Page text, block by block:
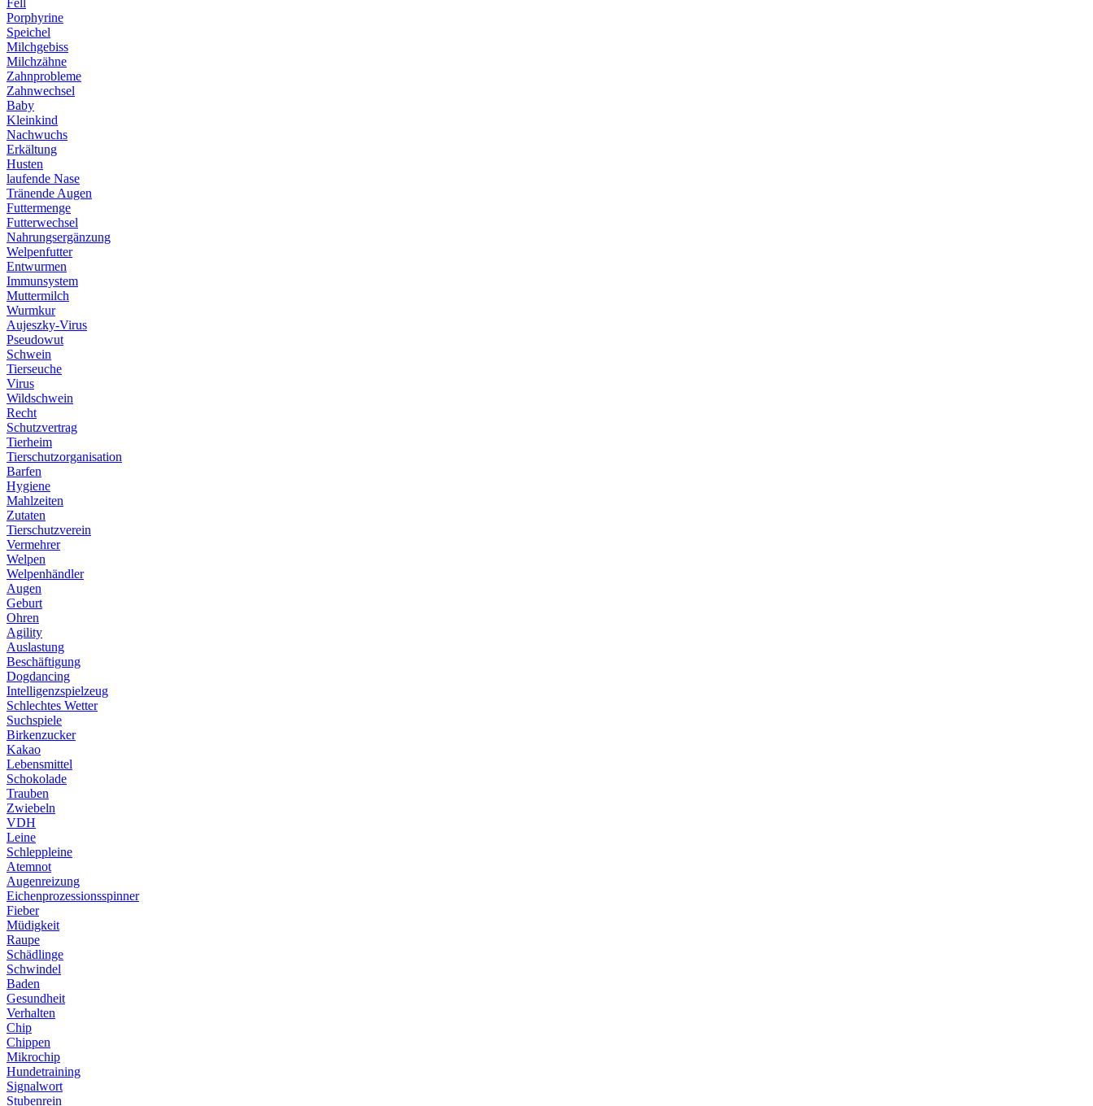
Fell
Porphyrine
Speichel
Milchgebiss
Milchzähne
Zahnprobleme
Zahnwechsel
Baby
Kleinkind
Nachwuchs
Erkältung
Husten
laufende Nase
Tränende Augen
Futtermenge
Futterwechsel
Nahrungsergänzung
Welpenfutter
Entwurmen
Immunsystem
Muttermilch
Wurmkur
Aujeszky-Virus
Pseudowut
Schwein
Tierseuche
Virus
Wildschwein
Recht
Schutzvertrag
Tierheim
Tierschutzorganisation
Barfen
Hygiene
Mahlzeiten
Zutaten
Tierschutzverein
Vermehrer
Welpen
Welpenhändler
Augen
Geburt
Ohren
Agility
Auslastung
Beschäftigung
Dogdancing
Intelligenzspielzeug
Schlechtes Wetter
Suchspiele
Birkenzucker
Kakao
Lebensmittel
Schokolade
Trauben
Zwiebeln
VDH
Leine
Schleppleine
Atemnot
Augenreizung
Eichenprozessionsspinner
Fieber
Müdigkeit
Raupe
Schädlinge
Schwindel
Baden
Gesundheit
Verhalten
Chip
Chippen
Mikrochip
Hundetraining
Signalwort
Stubenrein